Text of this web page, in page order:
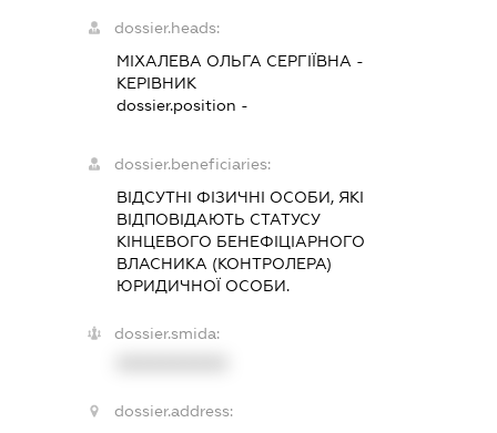
dossier.heads:
МІХАЛЕВА ОЛЬГА СЕРГІЇВНА -
КЕРІВНИК
dossier.position -
dossier.beneficiaries:
ВІДСУТНІ ФІЗИЧНІ ОСОБИ, ЯКІ
ВІДПОВІДАЮТЬ СТАТУСУ
КІНЦЕВОГО БЕНЕФІЦІАРНОГО
ВЛАСНИКА (КОНТРОЛЕРА)
ЮРИДИЧНОЇ ОСОБИ.
dossier.smida:
dossier.address: